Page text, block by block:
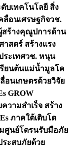
บเทคโนโลยี สิ่ง
ลื่อนเศรษฐกิจวช.
สร้างคุณูปการด้าน
สตร์ สร้างแรง
ะเทศวช. หนุน
รียนต้นแม่น้ำมูลโค
อนเกษตรด้วยวิจัย
GROW
วามสำเร็จ สร้าง
ภาคใต้เติบโต
มศูนย์โดรนรับมือภัย
ระสบภัยด้วย